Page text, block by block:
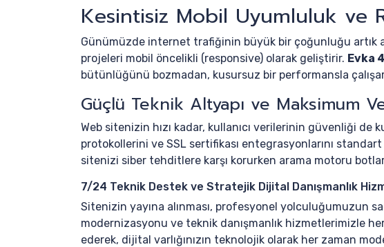
Kesintisiz Mobil Uyumluluk ve
Günümüzde internet trafiğinin büyük bir çoğunluğu artık
projeleri mobil öncelikli (responsive) olarak geliştirir. Evka
bütünlüğünü bozmadan, kusursuz bir performansla
Güçlü Teknik Altyapı ve Maksimum
Web sitenizin hızı kadar, kullanıcı verilerinin güvenliği de
protokollerini ve SSL sertifikası entegrasyonlarını
sitenizi siber tehditlere karşı korurken arama motoru
7/24 Teknik Destek ve Stratejik Dijital Danışmanlık
Sitenizin yayına alınması, profesyonel yolculuğumuzun
modernizasyonu ve teknik danışmanlık hizmetlerimizle her
ederek, dijital varlığınızın teknolojik olarak her zaman